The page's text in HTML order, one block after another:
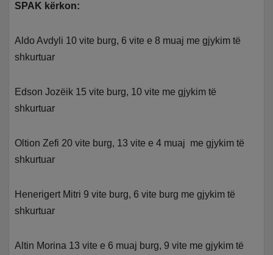
SPAK kërkon:
Aldo Avdyli 10 vite burg, 6 vite e 8 muaj me gjykim të
shkurtuar
Edson Jozëik 15 vite burg, 10 vite me gjykim të
shkurtuar
Oltion Zefi 20 vite burg, 13 vite e 4 muaj me gjykim të
shkurtuar
Henerigert Mitri 9 vite burg, 6 vite burg me gjykim të
shkurtuar
Altin Morina 13 vite e 6 muaj burg, 9 vite me gjykim të